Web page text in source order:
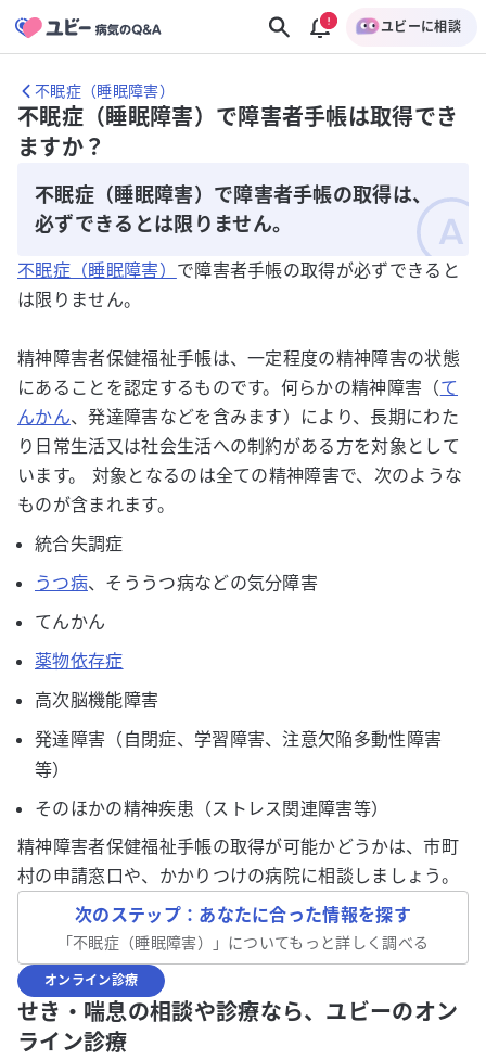
ユビーに相談
不眠症（睡眠障害）
不眠症（睡眠障害）で障害者手帳は取得でき
ますか？
不眠症（睡眠障害）で障害者手帳の取得は、
必ずできるとは限りません。
不眠症（睡眠障害） で障害者手帳の取得が必ずできると
は限りません。
精神障害者保健福祉手帳は、一定程度の精神障害の状態
にあることを認定するものです。何らかの精神障害（て
んかん、発達障害などを含みます）により、長期にわた
り日常生活又は社会生活への制約がある方を対象として
います。 対象となるのは全ての精神障害で、次のような
ものが含まれます。
統合失調症
うつ病、そううつ病などの気分障害
てんかん
薬物依存症
高次脳機能障害
発達障害（自閉症、学習障害、注意欠陥多動性障害
等）
そのほかの精神疾患（ストレス関連障害等）
精神障害者保健福祉手帳の取得が可能かどうかは、市町
村の申請窓口や、かかりつけの病院に相談しましょう。
次のステップ：あなたに合った情報を探す
「不眠症（睡眠障害） 」についてもっと詳しく調べる
オンライン診療
せき・喘息の相談や診療なら、ユビーのオン
ライン診療